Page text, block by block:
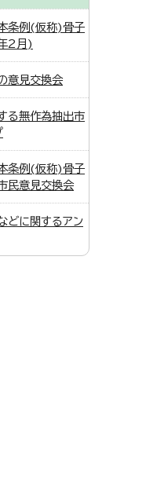
条例(仮称)骨子
2月)
意見交換会
る無作為抽出市
条例(仮称)骨子
民意見交換会
どに関するアン